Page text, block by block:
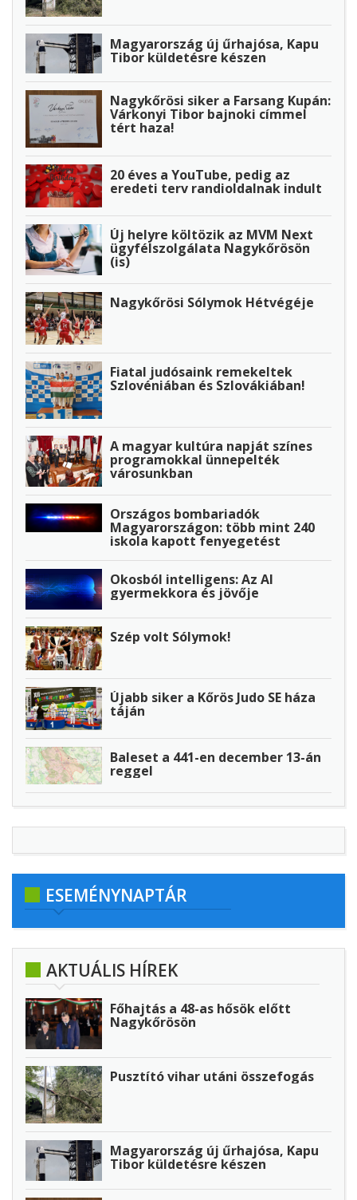
Magyarország új űrhajósa, Kapu
Tibor küldetésre készen
Nagykőrösi siker a Farsang Kupán:
Várkonyi Tibor bajnoki címmel
tért haza!
20 éves a YouTube, pedig az
eredeti terv randioldalnak indult
Új helyre költözik az MVM Next
ügyfélszolgálata Nagykőrösön
(is)
Nagykőrösi Sólymok Hétvégéje
Fiatal judósaink remekeltek
Szlovéniában és Szlovákiában!
A magyar kultúra napját színes
programokkal ünnepelték
városunkban
Országos bombariadók
Magyarországon: több mint 240
iskola kapott fenyegetést
Okosból intelligens: Az AI
gyermekkora és jövője
Szép volt Sólymok!
Újabb siker a Kőrös Judo SE háza
táján
Baleset a 441-en december 13-án
reggel
ESEMÉNYNAPTÁR
AKTUÁLIS HÍREK
Főhajtás a 48-as hősök előtt
Nagykőrösön
Pusztító vihar utáni összefogás
Magyarország új űrhajósa, Kapu
Tibor küldetésre készen